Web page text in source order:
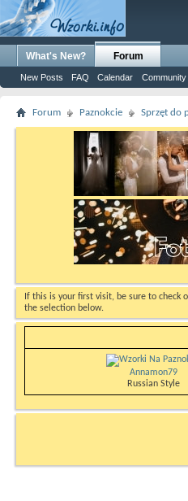
What's New? Forum
New Posts FAQ Calendar Community
Forum Paznokcie Sprzęt do
If this is your first visit, be sure to check
the selection below.
Annamon79
Russian Style